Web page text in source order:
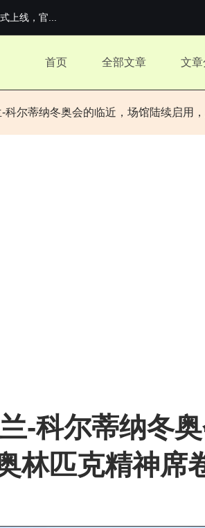
太真实了
上全满亚，德约...
首页 全部文章 文
科尔蒂纳冬奥会的临近，场馆陆续启用
-科尔蒂纳冬
林匹克精神席